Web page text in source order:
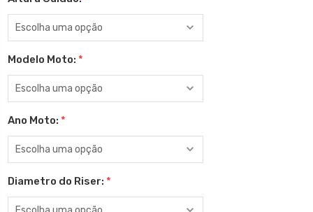
Modelo Moto: *
Ano Moto: *
Diametro do Riser: *